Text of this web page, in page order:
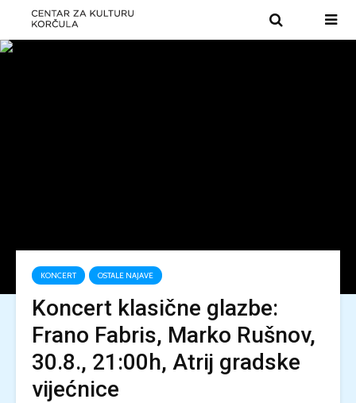
KONCERT OSTALE NAJAVE
Koncert klasične glazbe:
Frano Fabris, Marko Rušnov,
30.8., 21:00h, Atrij gradske
vijećnice